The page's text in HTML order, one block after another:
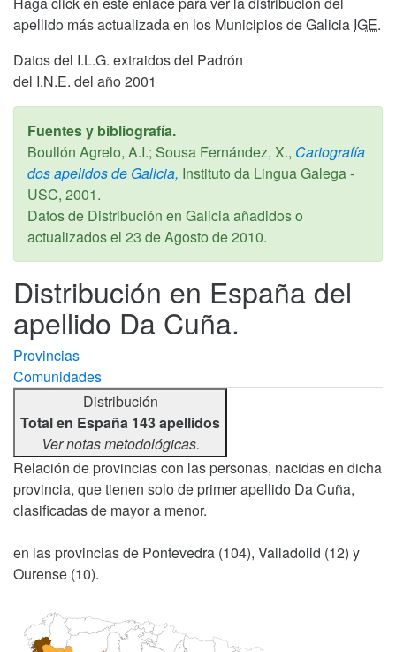
apellido más actualizada en los Municipios de Galicia IGE.
Datos del I.L.G. extraidos del Padrón
del I.N.E. del año 2001
Fuentes y bibliografía.
Boullón Agrelo, A.I.; Sousa Fernández, X., Cartografía
dos apelidos de Galicia, Instituto da Lingua Galega -
USC, 2001.
Datos de Distribución en Galicia añadidos o
actualizados el 23 de Agosto de 2010.
Distribución en España del
apellido Da Cuña.
Provincias
Comunidades
Distribución
Total en España 143 apellidos
Ver notas metodológicas.
Relación de provincias con las personas, nacidas en dicha
provincia, que tienen solo de primer apellido Da Cuña,
clasificadas de mayor a menor.
en las provincias de Pontevedra (104), Valladolid (12) y
Ourense (10).